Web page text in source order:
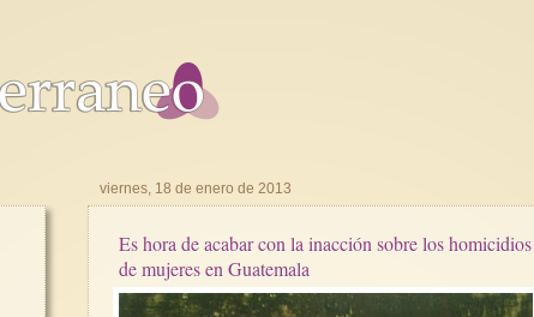
viernes, 18 de enero de 2013
Es hora de acabar con la inacción sobre los homicidios
de mujeres en Guatemala